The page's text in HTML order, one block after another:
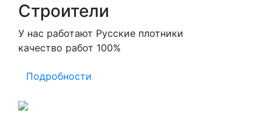
Строители
У нас работают Русские плотники
качество работ 100%
Подробности